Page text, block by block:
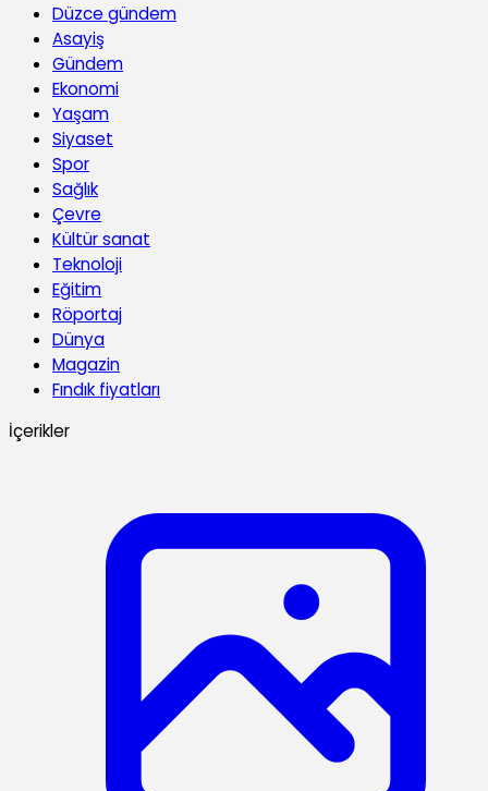
Düzce gündem
Asayiş
Gündem
Ekonomi
Yaşam
Siyaset
Spor
Sağlık
Çevre
Kültür sanat
Teknoloji
Eğitim
Röportaj
Dünya
Magazin
Fındık fiyatları
İçerikler